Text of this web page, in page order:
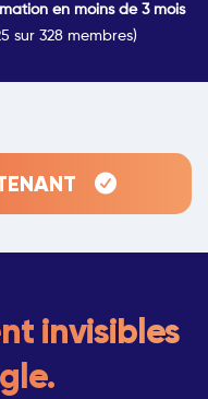
en moins de 3 mois
sur 328 membres)
invisibles